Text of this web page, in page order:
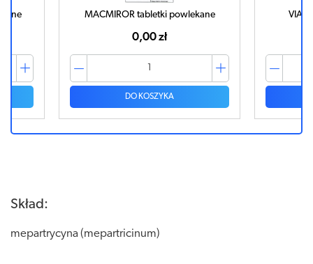
MACMIROR tabletki powlekane
0,00 zł
DO KOSZYKA
Skład:
mepartrycyna (mepartricinum)